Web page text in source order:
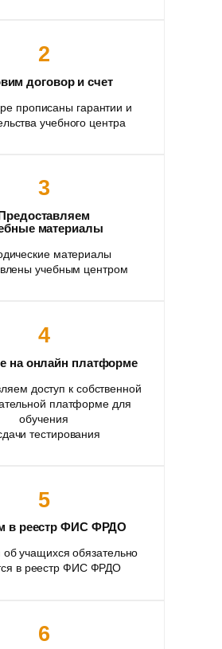
2
договор и счет
прописаны гарантии и
учебного центра
3
материалы
материалы
учебным центром
4
на онлайн платформе
доступ к собственной
платформе для
обучения
тестирования
5
в реестр ФИС ФРДО
учащихся обязательно
в реестр ФИС ФРДО
6